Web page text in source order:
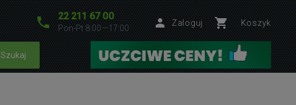
22 211 67 00
Pon-Pt 8:00—17:00
Zaloguj Koszyk
Szukaj